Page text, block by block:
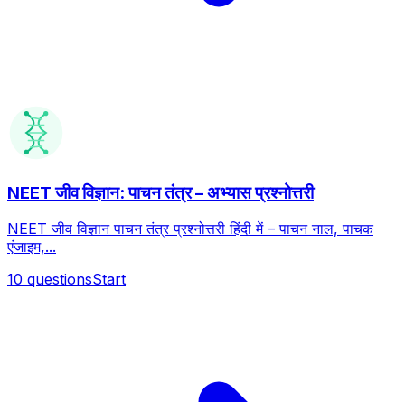
NEET जीव विज्ञान: पाचन तंत्र – अभ्यास प्रश्नोत्तरी
NEET जीव विज्ञान पाचन तंत्र प्रश्नोत्तरी हिंदी में – पाचन नाल, पाचक
एंजाइम,...
10 questionsStart